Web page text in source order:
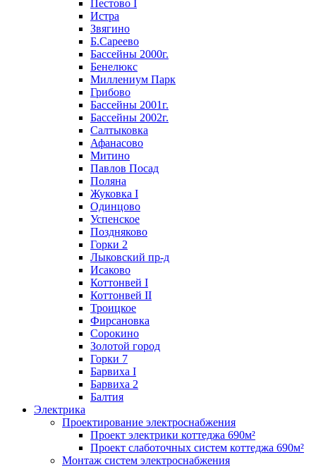
Пестово I
Истра
Звягино
Б.Сареево
Бассейны 2000г.
Бенелюкс
Миллениум Парк
Грибово
Бассейны 2001г.
Бассейны 2002г.
Салтыковка
Афанасово
Митино
Павлов Посад
Поляна
Жуковка I
Одинцово
Успенское
Поздняково
Горки 2
Лыковский пр-д
Исаково
Коттонвей I
Коттонвей II
Троицкое
Фирсановка
Сорокино
Золотой город
Горки 7
Барвиха I
Барвиха 2
Балтия
Электрика
Проектирование электроснабжения
Проект электрики коттеджа 690м²
Проект слаботочных систем коттеджа 690м²
Монтаж систем электроснабжения